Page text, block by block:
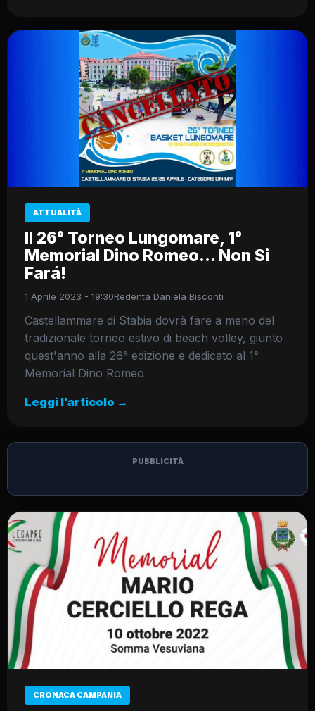
ATTUALITÀ
Il 26° Torneo Lungomare, 1°
Memorial Dino Romeo… Non Si
Fará!
1 Aprile 2023 - 19:30Redenta Daniela Bisconti
Castellammare di Stabia dovrà fare a meno del
tradizionale torneo estivo di beach volley, giunto
quest'anno alla 26ª edizione e dedicato al 1°
Memorial Dino Romeo
Leggi l’articolo →
PUBBLICITÀ
CRONACA CAMPANIA